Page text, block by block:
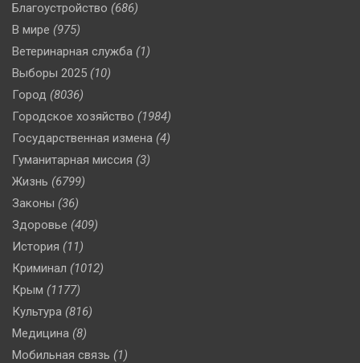
Благоустройство (686)
В мире (975)
Ветеринарная служба (1)
Выборы 2025 (10)
Город (8036)
Городское хозяйство (1984)
Государственная измена (4)
Гуманитарная миссия (3)
Жизнь (6799)
Законы (36)
Здоровье (409)
История (11)
Криминал (1012)
Крым (1177)
Культура (816)
Медицина (8)
Мобильная связь (1)